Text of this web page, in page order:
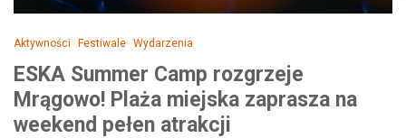
Aktywności Festiwale Wydarzenia
ESKA Summer Camp rozgrzeje
Mrągowo! Plaża miejska zaprasza na
weekend pełen atrakcji